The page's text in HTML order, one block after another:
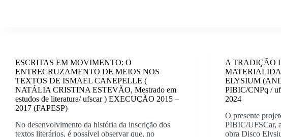
ESCRITAS EM MOVIMENTO: O
ENTRECRUZAMENTO DE MEIOS NOS
TEXTOS DE ISMAEL CANEPELLE (
NATÁLIA CRISTINA ESTEVÃO, Mestrado em
estudos de literatura/ ufscar ) EXECUÇÃO 2015 –
2017 (FAPESP)
No desenvolvimento da história da inscrição dos
textos literários, é possível observar que, no
A TRADIÇÃO
ELYSIUM
PIBIC/CNPq /
2024
O presente
PIBIC/UFSCar,
obra Disco